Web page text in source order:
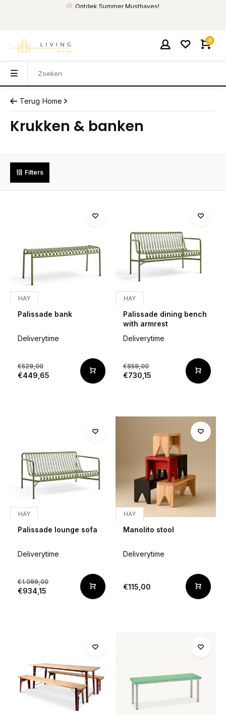
Ontdek Summer Musthaves!
0
Terug Home
Krukken & banken
Filters
HAY
Palissade bank
Deliverytime
€529,00
€449,65
HAY
Palissade dining bench
with armrest
Deliverytime
€859,00
€730,15
HAY
Palissade lounge sofa
Deliverytime
€1.099,00
€934,15
HAY
Manolito stool
Deliverytime
€115,00